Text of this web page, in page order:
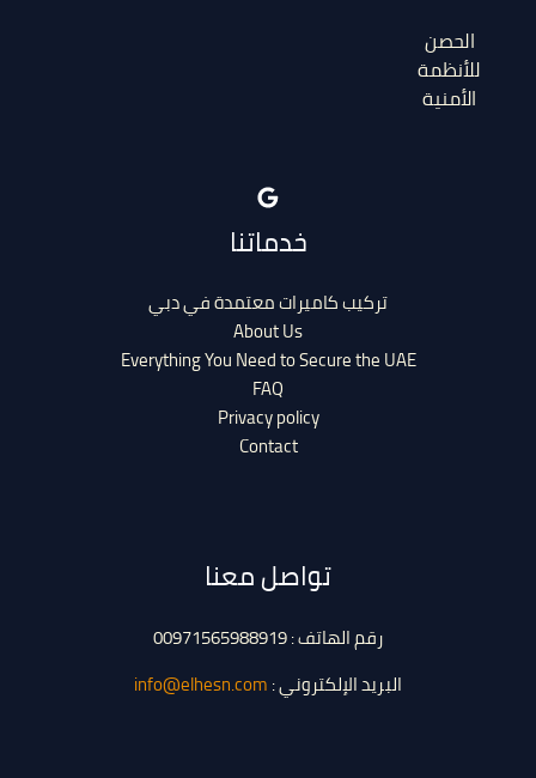
الحصن
للأنظمة
الأمنية
خدماتنا
تركيب كاميرات معتمدة في دبي
About Us
Everything You Need to Secure the UAE
FAQ
Privacy policy
Contact
تواصل معنا
رقم الهاتف : 00971565988919
البريد الإلكتروني :info@elhesn.com